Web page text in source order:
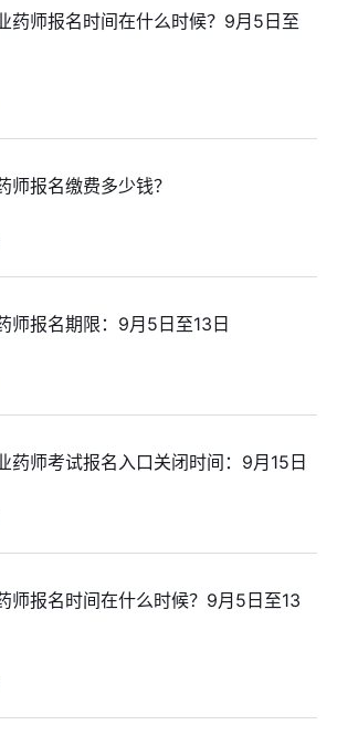
药师报名时间在什么时候？9月5日至
报名缴费多少钱？
师报名期限：9月5日至13日
药师考试报名入口关闭时间：9月15日
师报名时间在什么时候？9月5日至13